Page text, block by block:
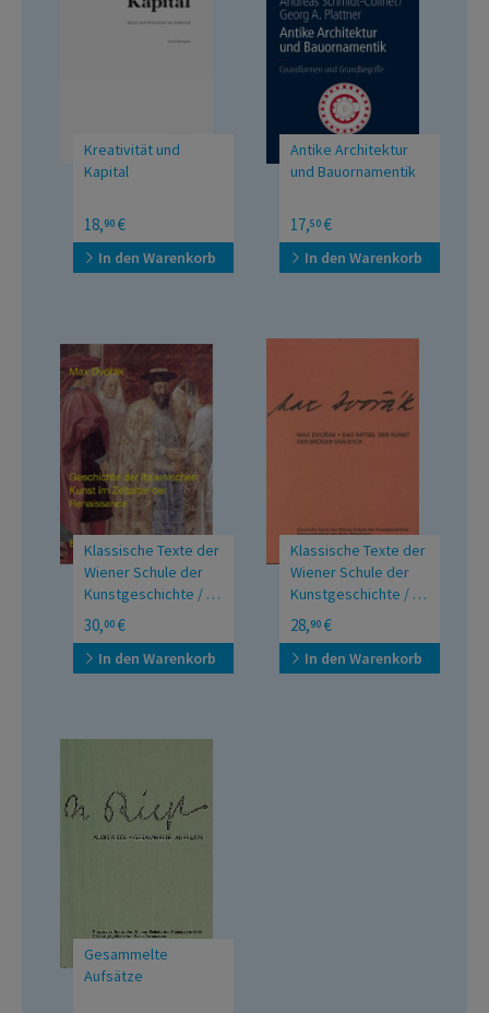
Kreativität und
Kapital
Kunst und Wirtschaft im
Umbruch
18,90 €
In den Warenkorb
Antike Architektur
und Bauornamentik
Grundformen und
Grundbegriffe
17,50 €
In den Warenkorb
Klassische Texte der
Wiener Schule der
Kunstgeschichte / II.
Abteilung /
Geschichte der
italienischen Kunst
Akademische
Vorlesungen
30,00 €
In den Warenkorb
Klassische Texte der
Wiener Schule der
Kunstgeschichte / II.
Abteilung / Das
Rätsel der Kunst der
Brüder van Eyck
Mit einem Anhang über
die Anfä
28,90 €
In den Warenkorb
Gesammelte
Aufsätze